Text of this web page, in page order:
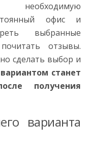
необходимую
офис и
выбранные
отзывы.
сделать выбор и
станет
получения
варианта